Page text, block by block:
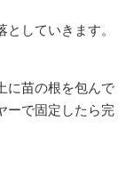
していきます。
に苗の根を包んで
ーで固定したら完